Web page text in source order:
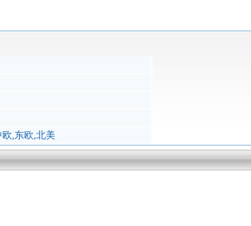
欧,东欧,北美